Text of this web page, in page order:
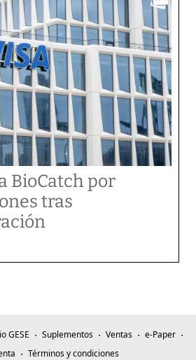
BioCatch por
tras
GESE Suplementos Ventas
e-Paper
Términos y condiciones